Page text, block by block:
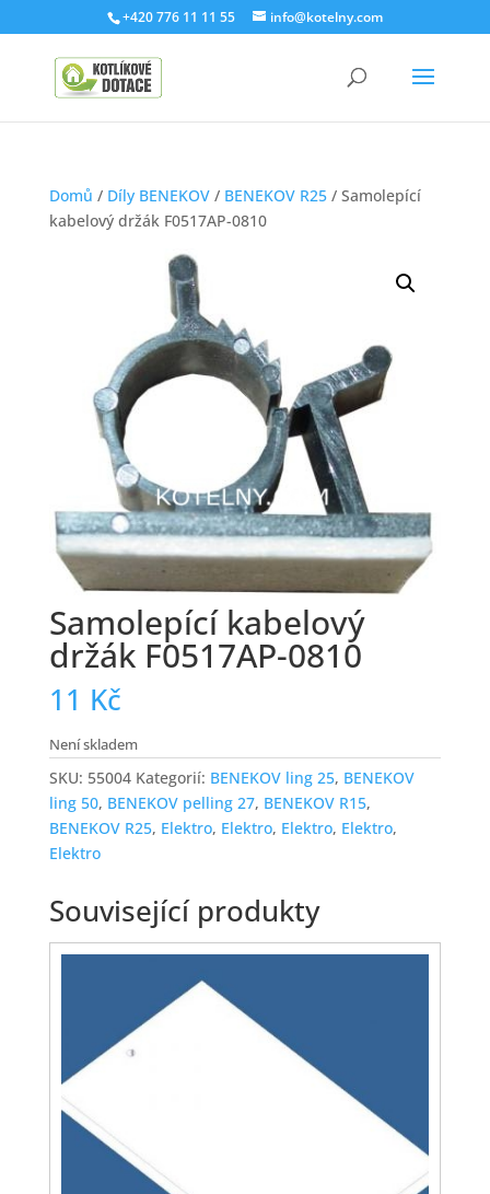
+420 776 11 11 55 info@kotelny.com
Domů / Díly BENEKOV/ BENEKOV R25/ Samolepící
kabelový držák F0517AP-0810
Samolepící kabelový
držák F0517AP-0810
11 Kč
Není skladem
SKU: 55004 Kategorií: BENEKOV ling 25, BENEKOV
ling 50, BENEKOV pelling 27, BENEKOV R15,
BENEKOV R25, Elektro, Elektro, Elektro, Elektro,
Elektro
Související produkty